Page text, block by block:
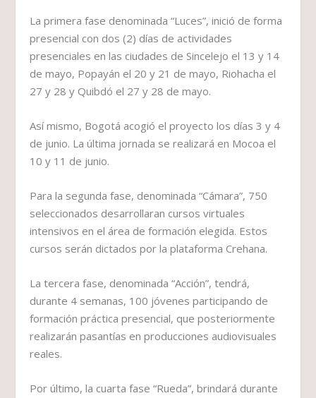
La primera fase denominada “Luces”, inició de forma
presencial con dos (2) días de actividades
presenciales en las ciudades de Sincelejo el 13 y 14
de mayo, Popayán el 20 y 21 de mayo, Riohacha el
27 y 28 y Quibdó el 27 y 28 de mayo.
Así mismo, Bogotá acogió el proyecto los días 3 y 4
de junio. La última jornada se realizará en Mocoa el
10 y 11 de junio.
Para la segunda fase, denominada “Cámara”, 750
seleccionados desarrollaran cursos virtuales
intensivos en el área de formación elegida. Estos
cursos serán dictados por la plataforma Crehana.
La tercera fase, denominada “Acción”, tendrá,
durante 4 semanas, 100 jóvenes participando de
formación práctica presencial, que posteriormente
realizarán pasantías en producciones audiovisuales
reales.
Por último, la cuarta fase “Rueda”, brindará durante